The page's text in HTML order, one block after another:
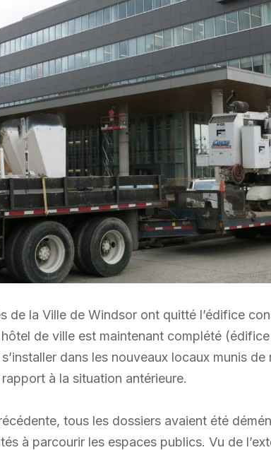
de la Ville de Windsor ont quitté l’édifice
de ville est maintenant complété
dans les nouveaux locaux munis de
à la situation antérieure.
tous les dossiers avaient été
à parcourir les espaces publics. Vu de